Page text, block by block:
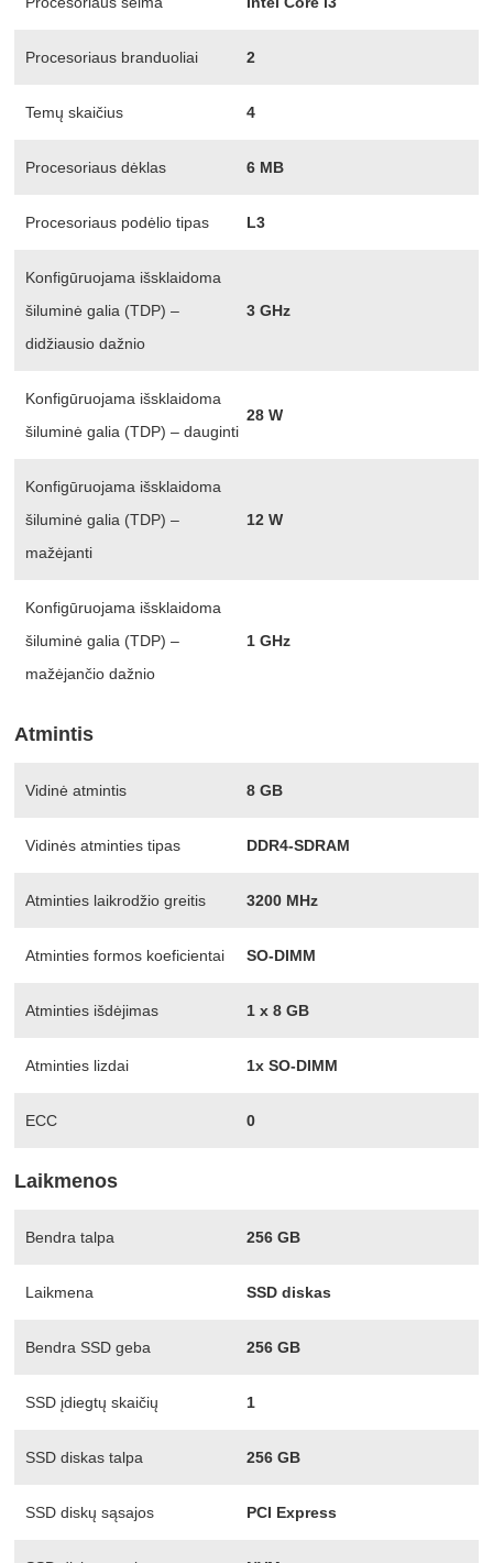
Procesoriaus branduoliai 2
Temų skaičius 4
Procesoriaus dėklas 6 MB
Procesoriaus podėlio tipas L3
Konfigūruojama išsklaidoma
šiluminė galia (TDP) –
didžiausio dažnio
3 GHz
Konfigūruojama išsklaidoma
šiluminė galia (TDP) – dauginti
28 W
Konfigūruojama išsklaidoma
šiluminė galia (TDP) –
mažėjanti
12 W
Konfigūruojama išsklaidoma
šiluminė galia (TDP) –
mažėjančio dažnio
1 GHz
Atmintis
Vidinė atmintis 8 GB
Vidinės atminties tipas DDR4-SDRAM
Atminties laikrodžio greitis 3200 MHz
Atminties formos koeficientai SO-DIMM
Atminties išdėjimas 1 x 8 GB
Atminties lizdai 1x SO-DIMM
ECC 0
Laikmenos
Bendra talpa 256 GB
Laikmena SSD diskas
Bendra SSD geba 256 GB
SSD įdiegtų skaičių 1
SSD diskas talpa 256 GB
SSD diskų sąsajos PCI Express